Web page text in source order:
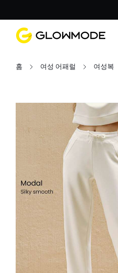
홈 여성 어패럴 여성복
모두 지우기